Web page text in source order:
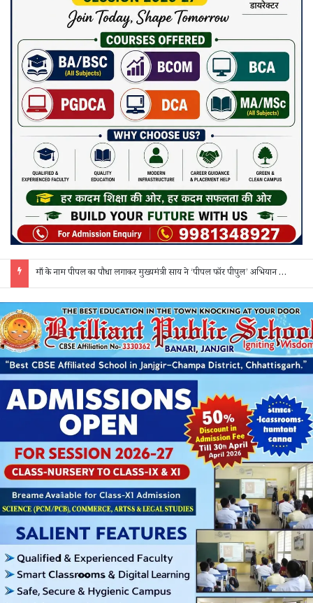
साय कैबिनेट के 7 बड़े फैसले: 500 करोड़ के AI मिशन, BEML प्लांट समेत कई अहम प्रस्तावों को मंजूरी